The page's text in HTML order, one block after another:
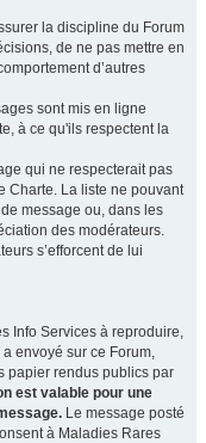
la discipline du Forum
de ne pas mettre en
d’autres
sont mis en ligne
à ce qu'ils respectent la
qui ne respecterait pas
Charte. La liste ne pouvant
message ou, dans les
des modérateurs.
s’efforcent de lui
Info Services à reproduire,
envoyé sur ce Forum,
papier rendus publics par
est valable pour une
Le message posté
à Maladies Rares